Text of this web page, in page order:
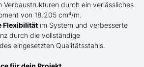
Verbaustrukturen durch ein verlässliches
von 18.205 cm⁴/m.
Flexibilität im System und verbesserte
durch die vollständige
eingesetzten Qualitätsstahls.